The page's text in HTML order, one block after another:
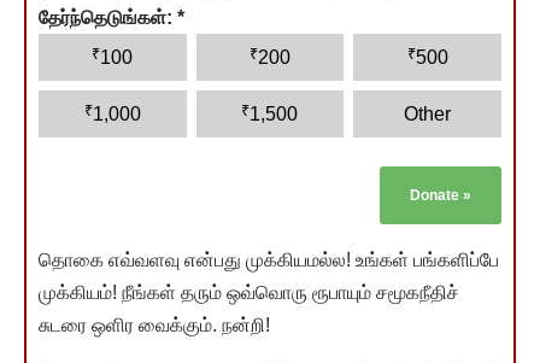
தேர்ந்தெடுங்கள்: *
₹100 ₹200 ₹500
₹1,000 ₹1,500 Other
Donate »
தொகை எவ்வளவு என்பது முக்கியமல்ல! உங்கள் பங்களிப்பே
முக்கியம்! நீங்கள் தரும் ஒவ்வொரு ரூபாயும் சமூகநீதிச்
சுடரை ஒளிர வைக்கும். நன்றி!